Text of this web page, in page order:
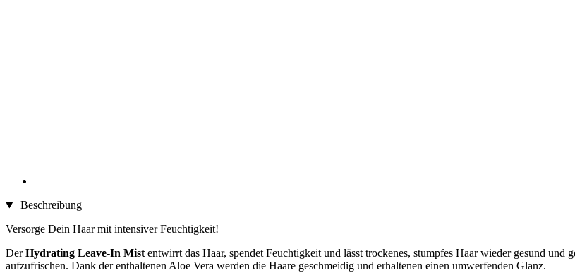
Beschreibung
Versorge Dein Haar mit intensiver Feuchtigkeit!
DerHydrating Leave-In Mist entwirrt das Haar, spendet Feuchtigkeit und lässt trockenes, stumpfes Haar wieder gesund und
aufzufrischen. Dank der enthaltenen Aloe Vera werden die Haare geschmeidig und erhaltenen einen umwerfenden Glanz.